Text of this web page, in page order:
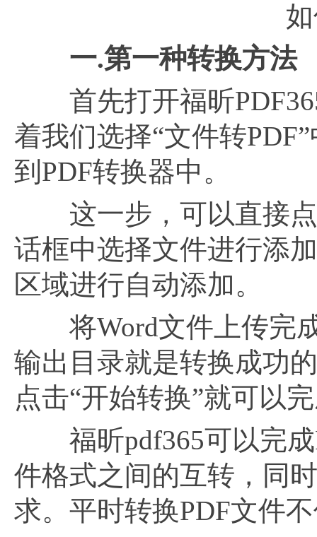
一.第一种转换方法
首先打开福昕PDF365
着我们选择“文件转
到PDF转换器中。
这一步，可以直接点
话框中选择文件进行添
区域进行自动添加。
将Word文件上传完成
输出目录就是转换成功
点击“开始转换”就可以
福昕pdf365可以完成
件格式之间的互转，同
求。平时转换PDF文件